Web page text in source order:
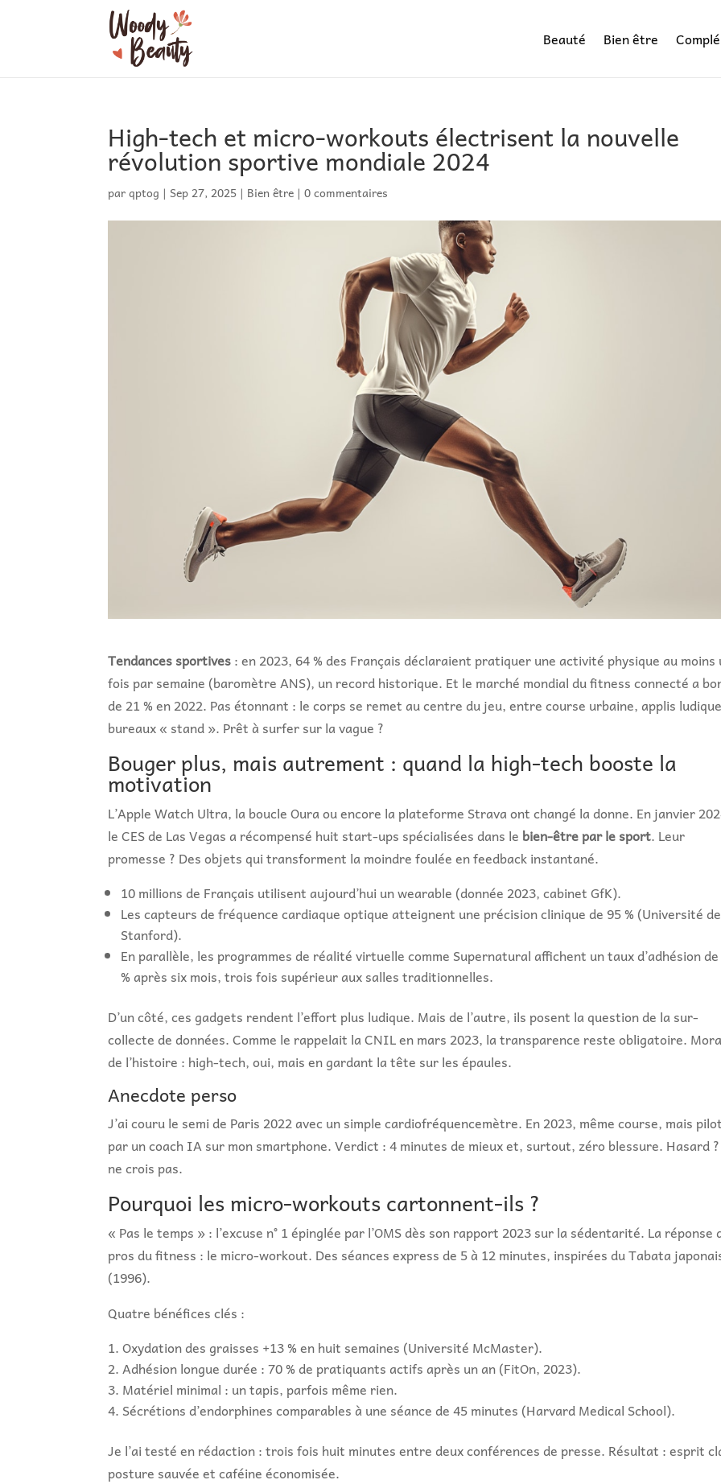
Beauté Bien être
High-tech et micro-workouts électrisent la nouvelle
révolution sportive mondiale 2024
parqptog |Sep 27, 2025 | Bien être |0 commentaires
Tendances sportives: en 2023, 64 % des Français déclaraient pratiquer une activité physique au moins
fois par semaine (baromètre ANS), un record historique. Et le marché mondial du fitness connecté a
de 21 % en 2022. Pas étonnant : le corps se remet au centre du jeu, entre course urbaine, applis
bureaux « stand ». Prêt à surfer sur la vague ?
Bouger plus, mais autrement : quand la high-tech booste la
motivation
L’Apple Watch Ultra, la boucle Oura ou encore la plateforme Strava ont changé la donne. En janvier
le CES de Las Vegas a récompensé huit start-ups spécialisées dans le bien-être par le sport. Leur
promesse ? Des objets qui transforment la moindre foulée en feedback instantané.
10 millions de Français utilisent aujourd’hui un wearable (donnée 2023, cabinet GfK).
Les capteurs de fréquence cardiaque optique atteignent une précision clinique de 95 % (Université de
Stanford).
En parallèle, les programmes de réalité virtuelle comme Supernatural affichent un taux d’adhésion
% après six mois, trois fois supérieur aux salles traditionnelles.
D’un côté, ces gadgets rendent l’effort plus ludique. Mais de l’autre, ils posent la question de la sur-
collecte de données. Comme le rappelait la CNIL en mars 2023, la transparence reste obligatoire.
de l’histoire : high-tech, oui, mais en gardant la tête sur les épaules.
Anecdote perso
J’ai couru le semi de Paris 2022 avec un simple cardiofréquencemètre. En 2023, même course, mais
par un coach IA sur mon smartphone. Verdict : 4 minutes de mieux et, surtout, zéro blessure. Hasard
ne crois pas.
Pourquoi les micro-workouts cartonnent-ils ?
« Pas le temps » : l’excuse n° 1 épinglée par l’OMS dès son rapport 2023 sur la sédentarité. La réponse
pros du fitness : le micro-workout. Des séances express de 5 à 12 minutes, inspirées du Tabata
(1996).
Quatre bénéfices clés :
Oxydation des graisses +13 % en huit semaines (Université McMaster).
Adhésion longue durée : 70 % de pratiquants actifs après un an (FitOn, 2023).
Matériel minimal : un tapis, parfois même rien.
Sécrétions d’endorphines comparables à une séance de 45 minutes (Harvard Medical School).
Je l’ai testé en rédaction : trois fois huit minutes entre deux conférences de presse. Résultat : esprit
posture sauvée et caféine économisée.